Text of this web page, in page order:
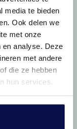
media te bieden
Ook delen we
met onze
analyse. Deze
met andere
die ze hebben
hun services.